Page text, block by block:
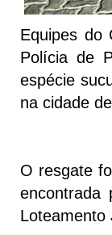
Equipes do
Polícia de
espécie
na cidade
O resgate
encontrada
Loteamento